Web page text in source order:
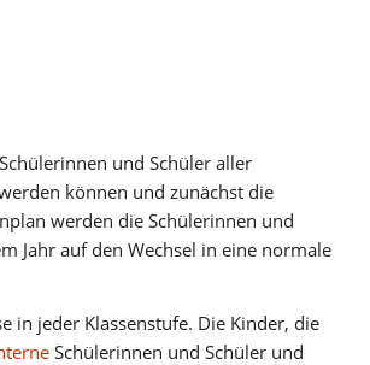
und Schüler aller
können und zunächst die
werden die Schülerinnen und
Jahr auf den Wechsel in eine normale
in jeder Klassenstufe. Die Kinder, die
Schülerinnen und Schüler und